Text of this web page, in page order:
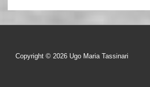
Copyright © 2026 Ugo Maria Tassinari